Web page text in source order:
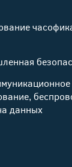
данных